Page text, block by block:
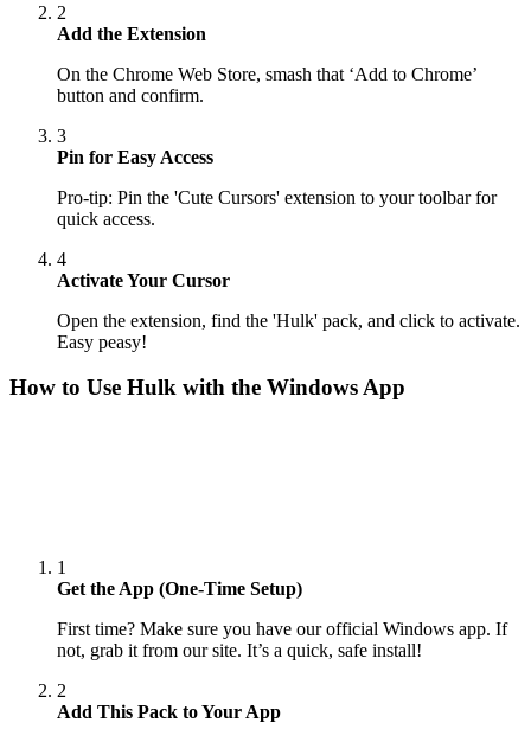
2
Add the Extension
On the Chrome Web Store, smash that ‘Add to Chrome’
button and confirm.
3
Pin for Easy Access
Pro-tip: Pin the 'Cute Cursors' extension to your toolbar for
quick access.
4
Activate Your Cursor
Open the extension, find the 'Hulk' pack, and click to activate.
Easy peasy!
How to Use Hulk with the Windows App
1
Get the App (One-Time Setup)
First time? Make sure you have our official Windows app. If
not, grab it from our site. It’s a quick, safe install!
2
Add This Pack to Your App